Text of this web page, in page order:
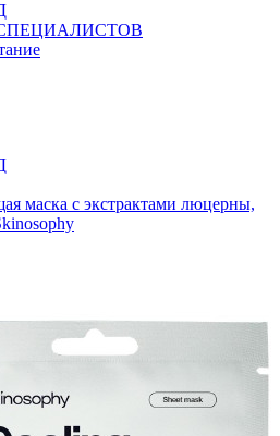
маска с экстрактами люцерны,